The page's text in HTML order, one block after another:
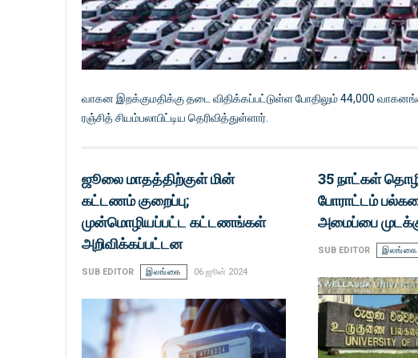
வாகன இறக்குமதிக்கு தடை விதிக்கப்பட்டுள்ள போதிலும் 44,000
ரஞ்சித் சியம்பலாபிட்டிய தெரிவித்துள்ளார்.
ஜூலை மாதத்திற்குள் மின்
கட்டணம் குறைப்பு;
முன்மொழியப்பட்ட கட்டணங்கள்
அறிவிக்கப்பட்டன
SUB EDITOR இலங்கை 06 ஜூன் 2024
35 நாட்கள்
போராட்டம்
அமைப்பை
SUB EDITOR இலங்கை